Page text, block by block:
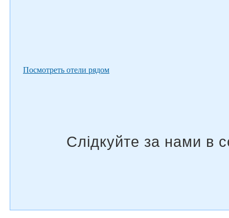
Посмотреть отели рядом